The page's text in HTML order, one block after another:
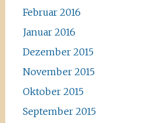
Februar 2016
Januar 2016
Dezember 2015
November 2015
Oktober 2015
September 2015